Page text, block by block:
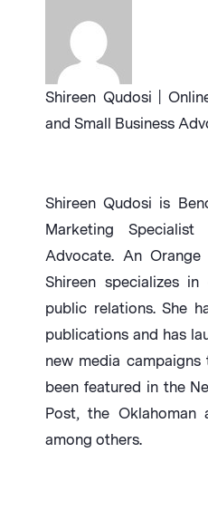
Shireen Qudosi |
and Small Business
Shireen Qudosi is
Marketing
Advocate. An
Shireen specializes
public relations. She
publications and has
new media
been featured in the
Post, the Oklahoman
among others.